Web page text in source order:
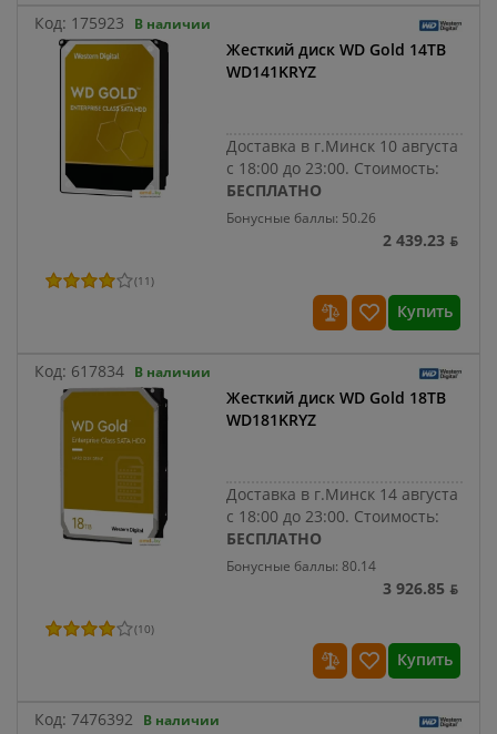
Код: 175923 В наличии
Жесткий диск WD Gold 14TB
WD141KRYZ
Доставка в г.Минск 10 августа
с 18:00 до 23:00. Стоимость:
БЕСПЛАТНО
Бонусные баллы: 50.26
2 439.23 ƃ
(11)
Купить
Код: 617834 В наличии
Жесткий диск WD Gold 18TB
WD181KRYZ
Доставка в г.Минск 14 августа
с 18:00 до 23:00. Стоимость:
БЕСПЛАТНО
Бонусные баллы: 80.14
3 926.85 ƃ
(10)
Купить
Код: 7476392 В наличии